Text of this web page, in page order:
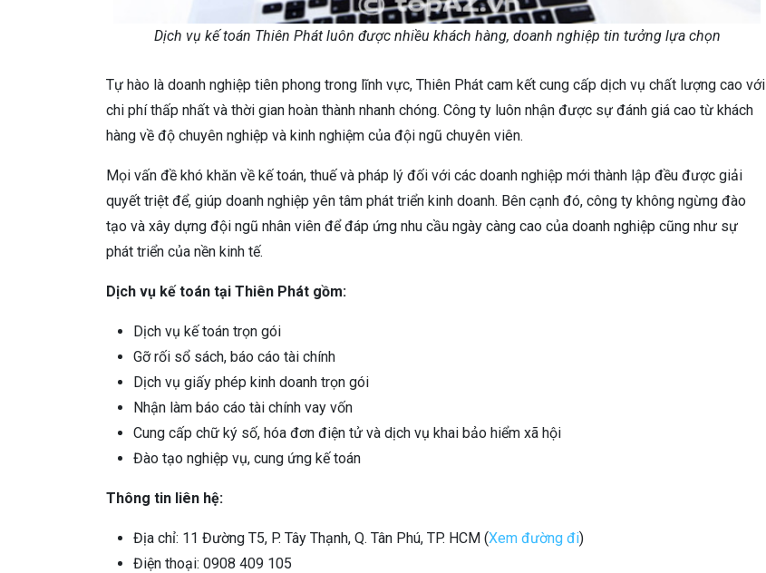
Dịch vụ kế toán Thiên Phát luôn được nhiều khách hàng, doanh nghiệp tin tưởng lựa chọn
Tự hào là doanh nghiệp tiên phong trong lĩnh vực, Thiên Phát cam kết cung cấp dịch vụ chất lượng cao với
chi phí thấp nhất và thời gian hoàn thành nhanh chóng. Công ty luôn nhận được sự đánh giá cao từ khách
hàng về độ chuyên nghiệp và kinh nghiệm của đội ngũ chuyên viên.
Mọi vấn đề khó khăn về kế toán, thuế và pháp lý đối với các doanh nghiệp mới thành lập đều được giải
quyết triệt để, giúp doanh nghiệp yên tâm phát triển kinh doanh. Bên cạnh đó, công ty không ngừng đào
tạo và xây dựng đội ngũ nhân viên để đáp ứng nhu cầu ngày càng cao của doanh nghiệp cũng như sự
phát triển của nền kinh tế.
Dịch vụ kế toán tại Thiên Phát gồm:
Dịch vụ kế toán trọn gói
Gỡ rối sổ sách, báo cáo tài chính
Dịch vụ giấy phép kinh doanh trọn gói
Nhận làm báo cáo tài chính vay vốn
Cung cấp chữ ký số, hóa đơn điện tử và dịch vụ khai bảo hiểm xã hội
Đào tạo nghiệp vụ, cung ứng kế toán
Thông tin liên hệ:
Địa chỉ: 11 Đường T5, P. Tây Thạnh, Q. Tân Phú, TP. HCM (Xem đường đi)
Điện thoại: 0908 409 105